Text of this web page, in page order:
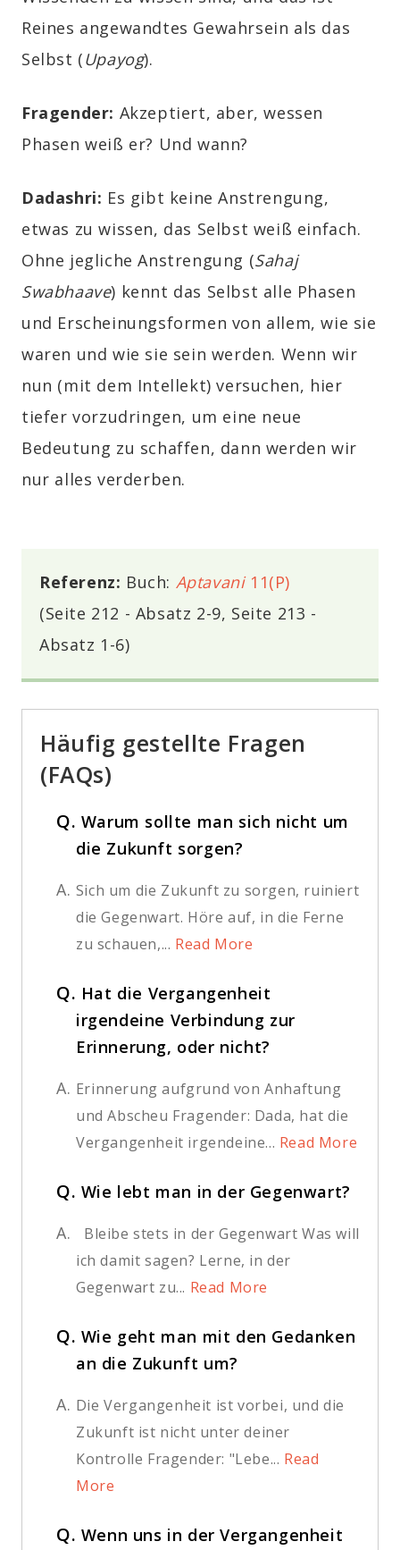
Reines angewandtes Gewahrsein als das
Selbst (Upayog).
Fragender: Akzeptiert, aber, wessen
Phasen weiß er? Und wann?
Dadashri: Es gibt keine Anstrengung,
etwas zu wissen, das Selbst weiß einfach.
Ohne jegliche Anstrengung (Sahaj
Swabhaave) kennt das Selbst alle Phasen
und Erscheinungsformen von allem, wie sie
waren und wie sie sein werden. Wenn wir
nun (mit dem Intellekt) versuchen, hier
tiefer vorzudringen, um eine neue
Bedeutung zu schaffen, dann werden wir
nur alles verderben.
Referenz: Buch: Aptavani 11(P)
(Seite 212 - Absatz 2-9, Seite 213 -
Absatz 1-6)
Häufig gestellte Fragen
(FAQs)
Q. Warum sollte man sich nicht um
die Zukunft sorgen?
A. Sich um die Zukunft zu sorgen, ruiniert
die Gegenwart. Höre auf, in die Ferne
zu schauen,... Read More
Q. Hat die Vergangenheit
irgendeine Verbindung zur
Erinnerung, oder nicht?
A. Erinnerung aufgrund von Anhaftung
und Abscheu Fragender: Dada, hat die
Vergangenheit irgendeine... Read More
Q. Wie lebt man in der Gegenwart?
A.
Bleibe stets in der Gegenwart Was will
ich damit sagen? Lerne, in der
Gegenwart zu... Read More
Q. Wie geht man mit den Gedanken
an die Zukunft um?
A. Die Vergangenheit ist vorbei, und die
Zukunft ist nicht unter deiner
Kontrolle Fragender: "Lebe... Read
More
Q. Wenn uns in der Vergangenheit